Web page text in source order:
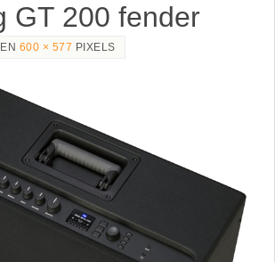
GT 200 fender
600 × 577 PIXELS